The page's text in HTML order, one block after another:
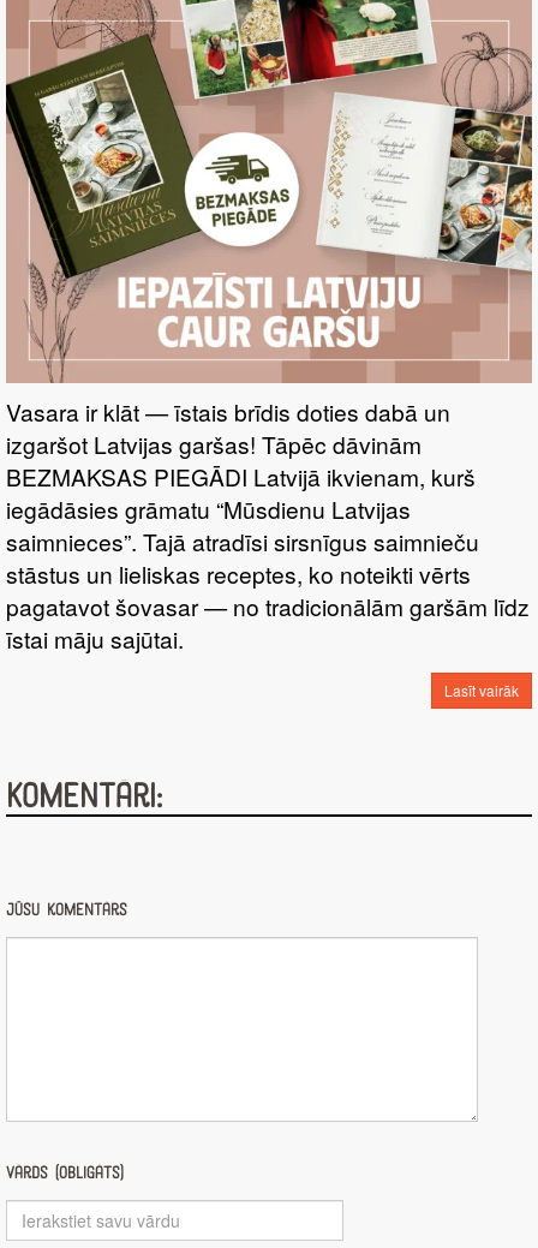
Vasara ir klāt — īstais brīdis doties dabā un
izgaršot Latvijas garšas! Tāpēc dāvinām
BEZMAKSAS PIEGĀDI Latvijā ikvienam, kurš
iegādāsies grāmatu “Mūsdienu Latvijas
saimnieces”. Tajā atradīsi sirsnīgus saimnieču
stāstus un lieliskas receptes, ko noteikti vērts
pagatavot šovasar — no tradicionālām garšām līdz
īstai māju sajūtai.
Lasīt vairāk
Komentāri:
Jūsu komentārs
Vārds (obligāts)